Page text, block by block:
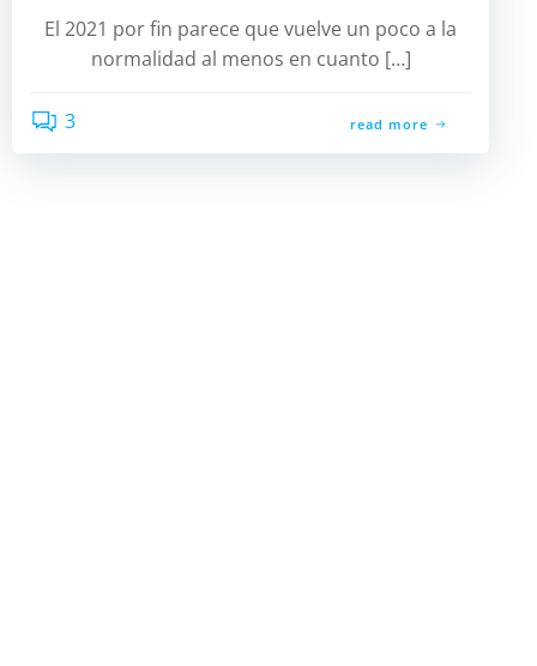
El 2021 por fin parece que vuelve un poco a la
normalidad al menos en cuanto […]
3 read more